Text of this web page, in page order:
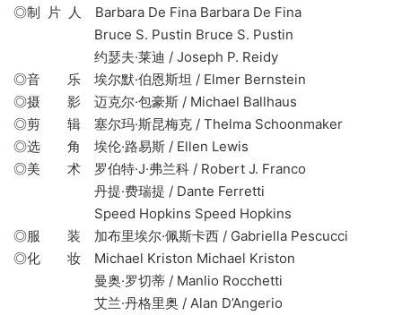
◎制 片 人 Barbara De Fina Barbara De Fina
Bruce S. Pustin Bruce S. Pustin
约瑟夫·莱迪 / Joseph P. Reidy
◎音 乐 埃尔默·伯恩斯坦 / Elmer Bernstein
◎摄 影 迈克尔·包豪斯 / Michael Ballhaus
◎剪 辑 塞尔玛·斯昆梅克 / Thelma Schoonmaker
◎选 角 埃伦·路易斯 / Ellen Lewis
◎美 术 罗伯特·J·弗兰科 / Robert J. Franco
丹提·费瑞提 / Dante Ferretti
Speed Hopkins Speed Hopkins
◎服 装 加布里埃尔·佩斯卡西 / Gabriella Pescucci
◎化 妆 Michael Kriston Michael Kriston
曼奥·罗切蒂 / Manlio Rocchetti
艾兰·丹格里奥 / Alan D’Angerio